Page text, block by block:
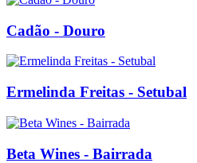
Cadão - Douro
Ermelinda Freitas - Setubal
Beta Wines - Bairrada